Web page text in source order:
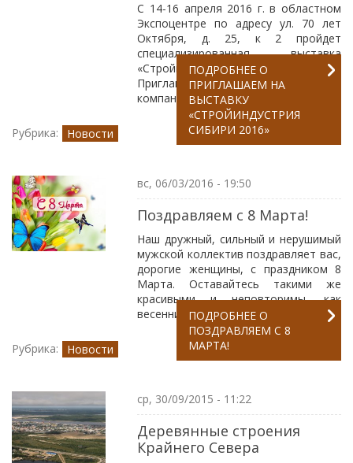
С 14-16 апреля 2016 г. в областном
Экспоцентре по адресу ул. 70 лет
Октября, д. 25, к 2 пройдет
специализированная выставка
«Стройиндустрия Сибири».
Приглашаем посетить стенд нашей
компании С7.
Рубрика: Новости
ПОДРОБНЕЕ О
ПРИГЛАШАЕМ НА
ВЫСТАВКУ
«СТРОЙИНДУСТРИЯ
СИБИРИ 2016»
вс, 06/03/2016 - 19:50
Поздравляем с 8 Марта!
Наш дружный, сильный и нерушимый
мужской коллектив поздравляет вас,
дорогие женщины, с праздником 8
Марта. Оставайтесь такими же
красивыми и неповторимы, как
весенние цветы.
Рубрика: Новости
ПОДРОБНЕЕ О
ПОЗДРАВЛЯЕМ С 8
МАРТА!
ср, 30/09/2015 - 11:22
Деревянные строения
Крайнего Севера